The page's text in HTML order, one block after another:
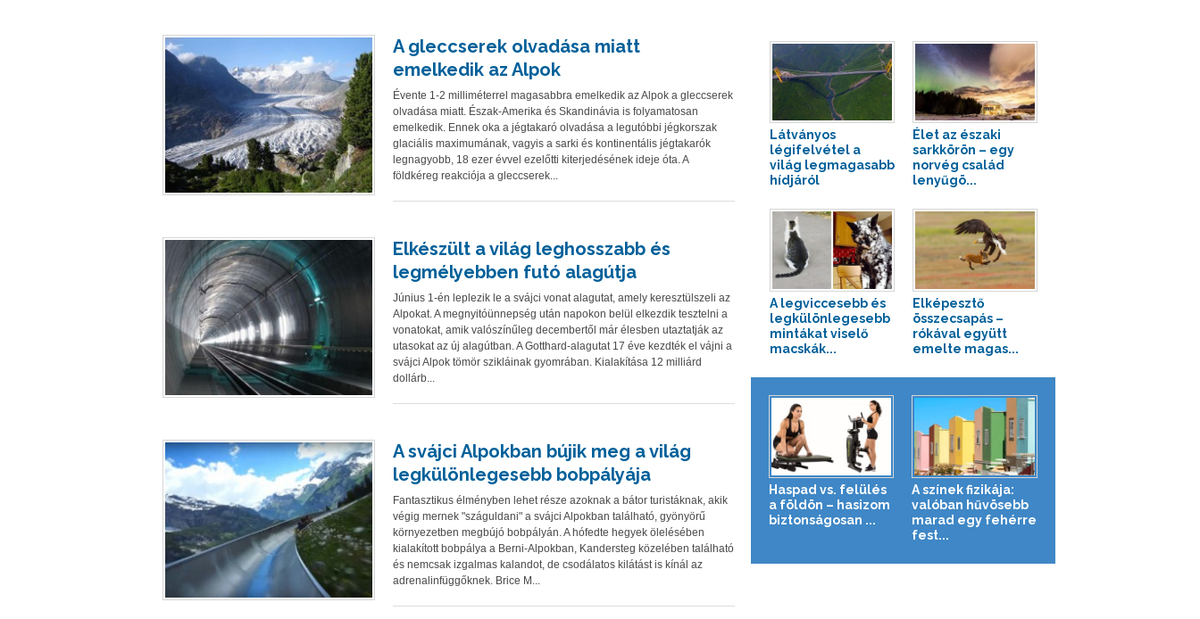
A gleccserek olvadása miatt
emelkedik az Alpok
Évente 1-2 milliméterrel magasabbra emelkedik az Alpok a gleccserek
olvadása miatt. Észak-Amerika és Skandinávia is folyamatosan
emelkedik. Ennek oka a jégtakaró olvadása a legutóbbi jégkorszak
glaciális maximumának, vagyis a sarki és kontinentális jégtakarók
legnagyobb, 18 ezer évvel ezelőtti kiterjedésének ideje óta. A
földkéreg reakciója a gleccserek...
Elkészült a világ leghosszabb és
legmélyebben futó alagútja
Június 1-én leplezik le a svájci vonat alagutat, amely keresztülszeli az
Alpokat. A megnyitóünnepség után napokon belül elkezdik tesztelni a
vonatokat, amik valószínűleg decembertől már élesben utaztatják az
utasokat az új alagútban. A Gotthard-alagutat 17 éve kezdték el vájni a
svájci Alpok tömör szikláinak gyomrában. Kialakítása 12 milliárd
dollárb...
A svájci Alpokban bújik meg a világ
legkülönlegesebb bobpályája
Fantasztikus élményben lehet része azoknak a bátor turistáknak, akik
végig mernek "száguldani" a svájci Alpokban található, gyönyörű
környezetben megbújó bobpályán. A hófedte hegyek ölelésében
kialakított bobpálya a Berni-Alpokban, Kandersteg közelében található
és nemcsak izgalmas kalandot, de csodálatos kilátást is kínál az
adrenalinfüggőknek. Brice M...
Látványos
légifelvétel a
világ legmagasabb
hídjáról
Élet az északi
sarkkörön – egy
norvég család
lenyűgö...
A legviccesebb és
legkülönlegesebb
mintákat viselő
macskák...
Elképesztő
összecsapás –
rókával együtt
emelte magas...
Haspad vs. felülés
a földön – hasizom
biztonságosan ...
A színek fizikája:
valóban hűvösebb
marad egy fehérre
fest...